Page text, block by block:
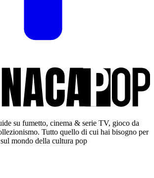
su fumetto, cinema & serie TV, gioco da
Tutto quello di cui hai bisogno per
mondo della cultura pop